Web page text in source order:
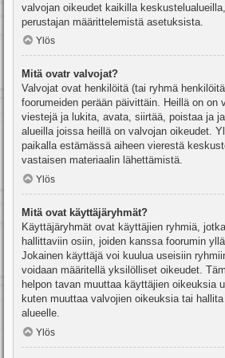
valvojan oikeudet kaikilla
perustajan määrittelemistä asetuksista.
Ylös
Mitä ovatr valvojat?
Valvojat ovat henkilöitä (tai ryhmä
foorumeiden perään päivittäin. Heillä on on
viestejä ja lukita, avata, siirtää, poistaa ja
alueilla joissa heillä on valvojan oikeudet.
paikalla estämässä aiheen vierestä
vastaisen materiaalin lähettämistä.
Ylös
Mitä ovat käyttäjäryhmät?
Käyttäjäryhmät ovat käyttäjien ryhmiä,
hallittaviin osiin, joiden kanssa foorumin
Jokainen käyttäjä voi kuulua useisiin
voidaan määritellä yksilölliset oikeudet.
helpon tavan muuttaa käyttäjien oikeuksia
kuten muuttaa valvojien oikeuksia tai
alueelle.
Ylös